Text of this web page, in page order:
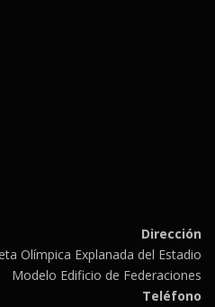
Dirección
Olímpica Explanada del Estadio
Modelo Edificio de Federaciones
Teléfono